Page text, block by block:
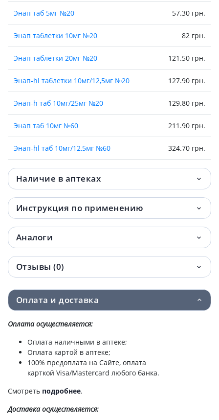
Энап таб 5мг №20 57.30 грн.
Энап таблетки 10мг №20 82 грн.
Энап таблетки 20мг №20 121.50 грн.
Энап-hl таблетки 10мг/12,5мг №20 127.90 грн.
Энап-h таб 10мг/25мг №20 129.80 грн.
Энап таб 10мг №60 211.90 грн.
Энап-hl таб 10мг/12,5мг №60 324.70 грн.
Энап-h таблетки 10мг/25мг №60 342.20 грн.
Наличие в аптеках
Инструкция по применению
Аналоги
Отзывы (0)
Оплата и доставка
Оплата осуществляется:
Оплата наличными в аптеке;
Оплата картой в аптеке;
100% предоплата на Сайте, оплата
карткой Visa/Mastercard любого банка.
Смотреть подробнее.
Доставкаосуществляется: